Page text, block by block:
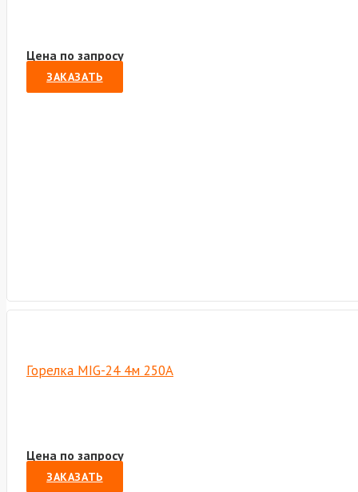
Цена по запросу
ЗАКАЗАТЬ
Горелка MIG-24 4м 250А
Цена по запросу
ЗАКАЗАТЬ